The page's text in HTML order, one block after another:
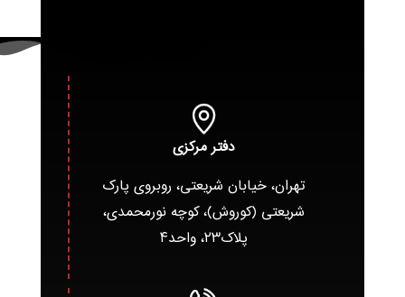
دفتر مرکزی
تهران، خیابان شریعتی، روبروی پارک
شریعتی (کوروش)، کوچه نورمحمدی،
پلاک۲۳، واحد۴